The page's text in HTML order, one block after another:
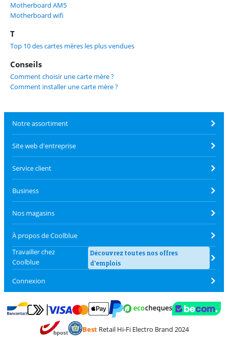
Motherboard AM5
Motherboard wifi
T
Top 10 des cartes mères les plus vendues
Conseils
Comment choisir une carte mère ?
Comment installer une carte mère ?
Notre assortiment
Site web d'entreprise
Service client
Business
Nos magasins
À propos de Coolblue
Travailler chez
Coolblue
Découvrez toutes nos offres
d'emplois
Connexion
Payer avec Bancontact
Payer avec MasterCard et Visa via ClickToPay
Payer avec PayPal
BestRetail Hi-Fi Electro Brand 2024